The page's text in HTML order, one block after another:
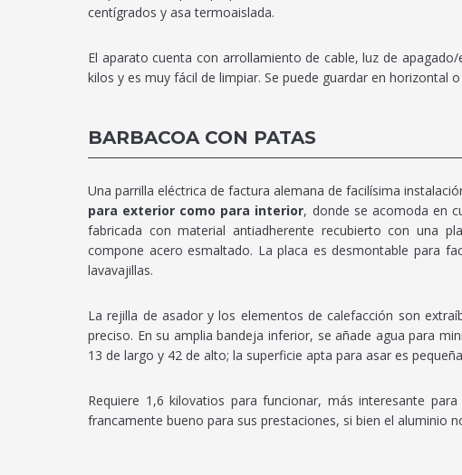
centígrados y asa termoaislada.
El aparato cuenta con arrollamiento de cable, luz de
kilos y es muy fácil de limpiar. Se puede guardar en horizontal
BARBACOA CON PATAS
Una parrilla eléctrica de factura alemana de facilísima
para exterior como para interior, donde se acomoda en
fabricada con material antiadherente recubierto con una
compone acero esmaltado. La placa es desmontable para
lavavajillas.
La rejilla de asador y los elementos de calefacción son
preciso. En su amplia bandeja inferior, se añade agua para
13 de largo y 42 de alto; la superficie apta para asar es
Requiere 1,6 kilovatios para funcionar, más interesante
francamente bueno para sus prestaciones, si bien el aluminio